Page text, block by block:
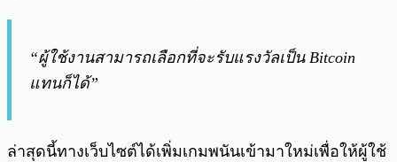
“ผู้ใช้งานสามารถเลือกที่จะรับแรงวัลเป็น Bitcoin
แทนก็ได้”
ล่าสุดนี้ทางเว็บไซต์ได้เพิ่มเกมพนันเข้ามาใหม่เพื่อให้ผู้ใช้